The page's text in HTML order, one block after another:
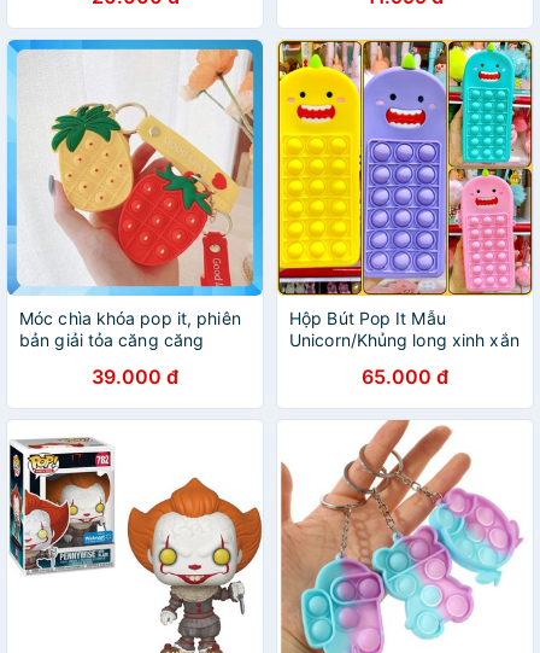
Móc chìa khóa pop it, phiên
bản giải tỏa căng căng
39.000 đ
Hộp Bút Pop It Mẫu
Unicorn/Khủng long xinh xắn
65.000 đ